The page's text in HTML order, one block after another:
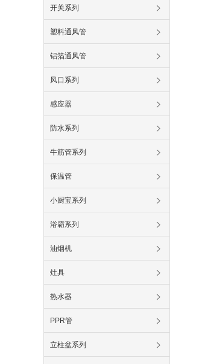
开关系列
塑料通风管
铝箔通风管
风口系列
感应器
防水系列
牛筋管系列
保温管
小厨宝系列
浴霸系列
油烟机
灶具
热水器
PPR管
立柱盆系列